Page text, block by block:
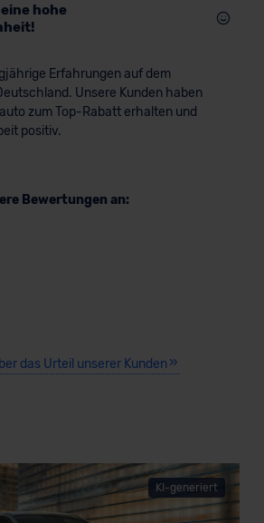
hohe
Erfahrungen auf dem
Unsere Kunden haben
zum Top-Rabatt erhalten und
positiv.
Bewertungen an:
das Urteil unserer Kunden
KI-generiert